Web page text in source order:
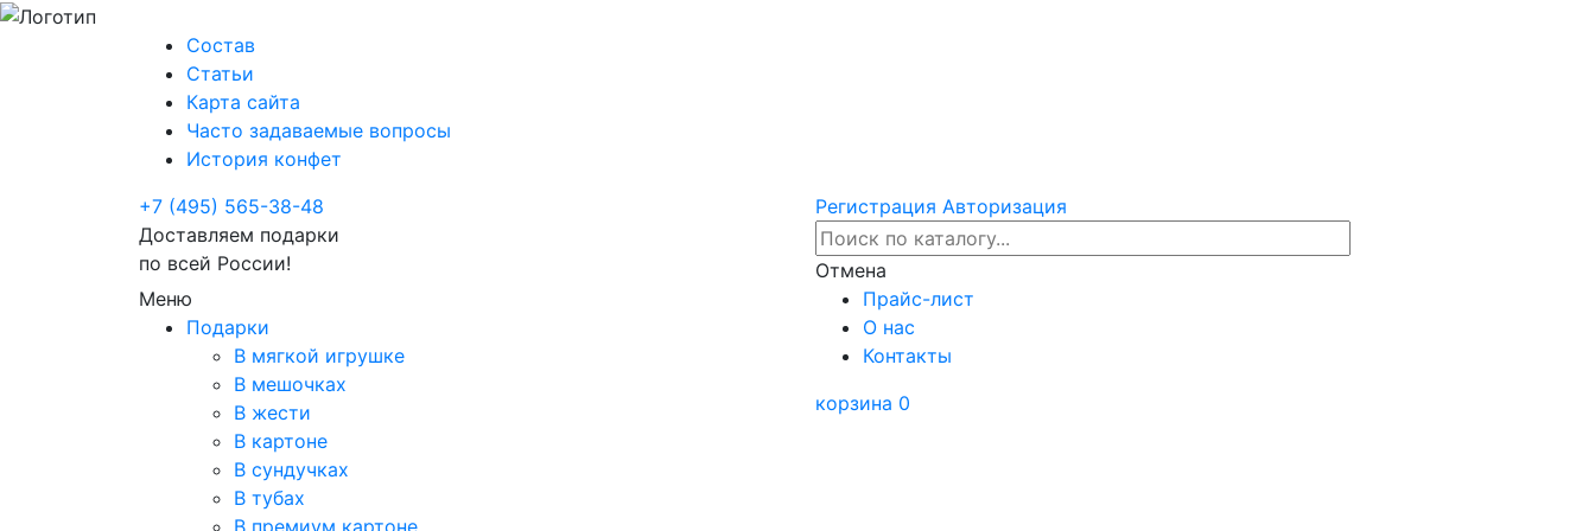
Состав
Статьи
Карта сайта
Часто задаваемые вопросы
История конфет
+7 (495) 565-38-48
Доставляем подарки
по всей России!
Регистрация Авторизация
Отмена
Меню
Подарки
В мягкой игрушке
В мешочках
В жести
В картоне
В сундучках
В тубах
В премиум картоне
Прайс-лист
О нас
Контакты
корзина 0